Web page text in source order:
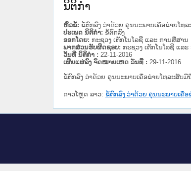
ນິຕິກໍາ
ຫົວຂໍ້: ຂໍ້ຕົກລົງ ວ່າດ້ວຍ ຄຸນນະພາບເຄື່ອຂ່າຍໂທ
ປະເພດ ນິຕິກໍາ: ຂໍ້ຕົກລົງ
ອອກໂດຍ: ກະຊວງ ເຕັກໂນໂລຊີ ແລະ ການສື່ສານ
ພາກສ່ວນຮັບຜິດຊອບ: ກະຊວງ ເຕັກໂນໂລຊີ ແລ
ວັນທີ່ ນິຕິກໍາ : 22-11-2016
ເຜີຍແຜ່ລົງ ຈົດໝາຍເຫດ ວັນທີ່ : 29-11-2016
ຂໍ້ຕົກລົງ ວ່າດ້ວຍ ຄຸນນະພາບເຄື່ອຂ່າຍໂທລະສັບມື
ດາວໂຫຼດ ລາວ: ຂໍ້ຕົກລົງ ວ່າດ້ວຍ ຄຸນນະພາບເຄື່